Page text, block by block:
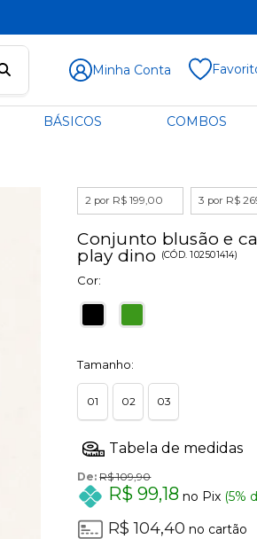
Minha Conta
BÁSICOS COMBOS
2 por R$ 199,00 3 por R$
Conjunto blusão e
play dino
(CÓD.102501414)
Cor:
Tamanho:
01 02 03
De:R$ 109,90
R$ 99,18 no Pix (5%
R$ 104,40 no cartão